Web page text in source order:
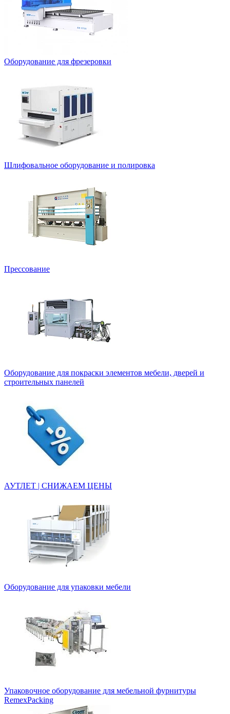
Оборудование для фрезеровки
Шлифовальное оборудование и полировка
Прессование
Оборудование для покраски элементов мебели, дверей и
строительных панелей
АУТЛЕТ | СНИЖАЕМ ЦЕНЫ
Оборудование для упаковки мебели
Упаковочное оборудование для мебельной фурнитуры
RemexPacking